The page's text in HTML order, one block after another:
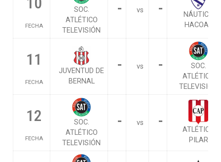
FECHA
SOC.
ATLÉTICO
TELEVISIÓN
- vs -
NÁUTICO
HACOAJ
11
FECHA
JUVENTUD DE
BERNAL
- vs -
SOC.
ATLÉTICO
TELEVISIÓN
12
FECHA
SOC.
ATLÉTICO
TELEVISIÓN
- vs -
ATLÉTICO
PILAR